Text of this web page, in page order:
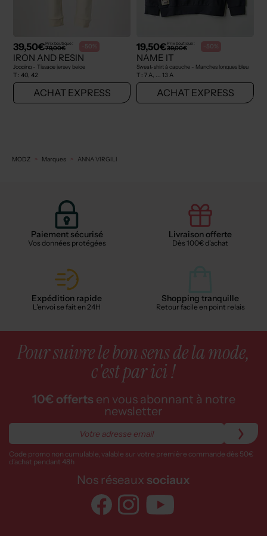
39,50€Prix boutique :
79,00€ -50%
IRON AND RESIN
Jogging - Tissage jersey beige
T : 40, 42
ACHAT EXPRESS
19,50€Prix boutique :
39,00€ -50%
NAME IT
Sweat-shirt à capuche - Manches longues bleu
T : 7 A, ... 13 A
ACHAT EXPRESS
MODZ Marques ANNA VIRGILI
Paiement sécurisé
Vos données protégées
Livraison offerte
Dès 100€ d'achat
Expédition rapide
L'envoi se fait en 24H
Shopping tranquille
Retour facile en point relais
Pour suivre le bon sens de la mode,
c'est par ici !
10€ offerts en vous abonnant à notre
newsletter
Code promo non cumulable, valable sur votre première commande dès 50€
d’achat pendant 48h
Nos réseaux sociaux